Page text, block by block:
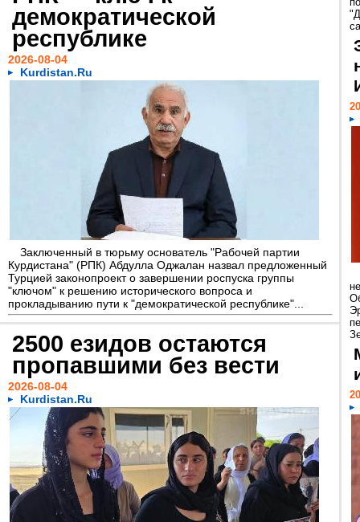
демократической
республике
2026-08-04
Kurdistan.Ru
Заключенный в тюрьму основатель "Рабочей партии
Курдистана" (РПК) Абдулла Оджалан назвал предложенный
Турцией законопроект о завершении роспуска группы
"ключом" к решению исторического вопроса и
прокладыванию пути к "демократической республике"...
2500 езидов остаются
пропавшими без вести
2026-08-04
Kurdistan.Ru